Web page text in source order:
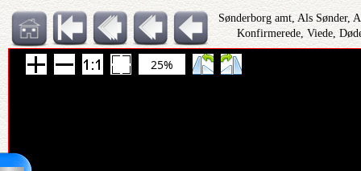
Sønderborg amt, Als Sønder,
Konfirmerede, Viede,
25%